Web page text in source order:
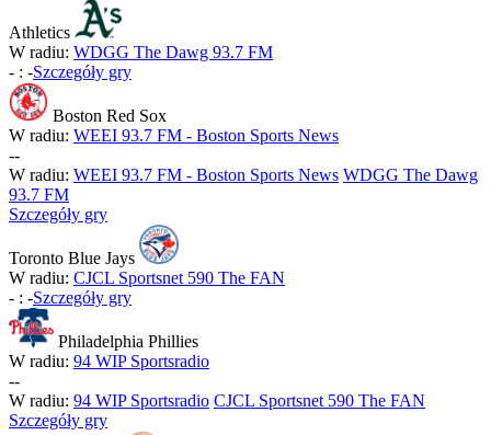
Athletics
W radiu: WDGG The Dawg 93.7 FM
- : -Szczegóły gry
Boston Red Sox
W radiu: WEEI 93.7 FM - Boston Sports News
--
W radiu: WEEI 93.7 FM - Boston Sports News WDGG The Dawg
93.7 FM
Szczegóły gry
Toronto Blue Jays
W radiu: CJCL Sportsnet 590 The FAN
- : -Szczegóły gry
Philadelphia Phillies
W radiu: 94 WIP Sportsradio
--
W radiu: 94 WIP Sportsradio CJCL Sportsnet 590 The FAN
Szczegóły gry